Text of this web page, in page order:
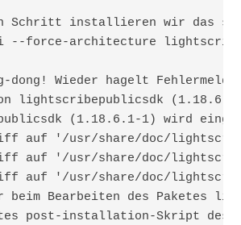
Schritt installieren wir das
--force-architecture
Wieder hagelt
lightscribepublicsdk
(1.18.6.1-1) wird
auf '/usr/share/doc/
auf '/usr/share/doc/
auf '/usr/share/doc/
beim Bearbeiten des Paketes
post-installation-Skript des